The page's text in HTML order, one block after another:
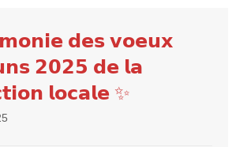
𝗱𝗲𝘀 𝘃𝗼𝗲𝘂𝘅
𝟮𝟬𝟮𝟱 𝗱𝗲 𝗹𝗮
𝗹𝗼𝗰𝗮𝗹𝗲 ✨